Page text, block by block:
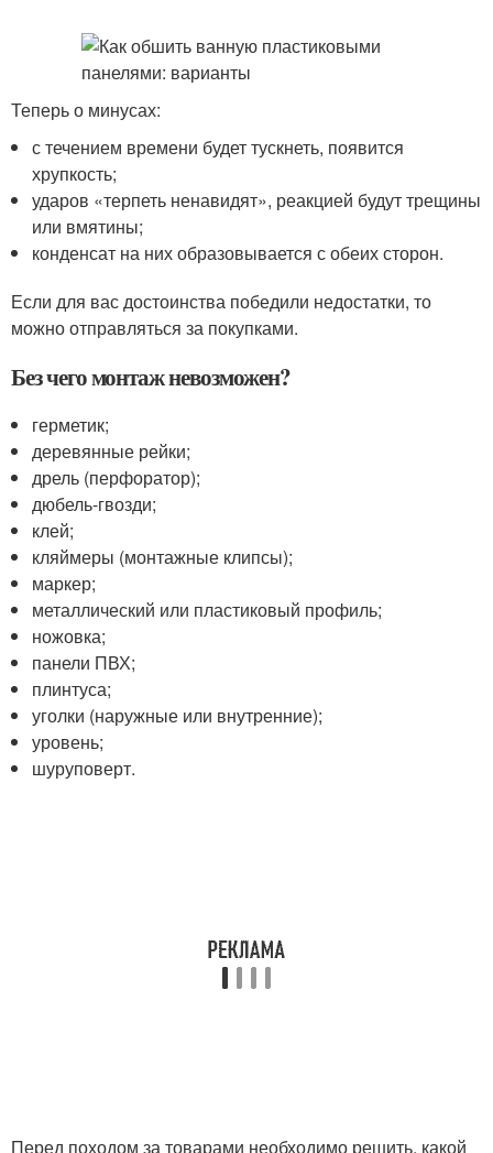
Теперь о минусах:
с течением времени будет тускнеть, появится
хрупкость;
ударов «терпеть ненавидят», реакцией будут трещины
или вмятины;
конденсат на них образовывается с обеих сторон.
Если для вас достоинства победили недостатки, то
можно отправляться за покупками.
Без чего монтаж невозможен?
герметик;
деревянные рейки;
дрель (перфоратор);
дюбель-гвозди;
клей;
кляймеры (монтажные клипсы);
маркер;
металлический или пластиковый профиль;
ножовка;
панели ПВХ;
плинтуса;
уголки (наружные или внутренние);
уровень;
шуруповерт.
Перед походом за товарами необходимо решить, какой